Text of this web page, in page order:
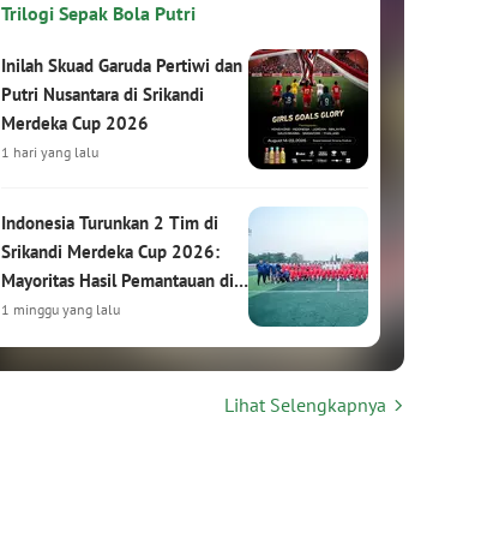
Trilogi Sepak Bola Putri
Inilah Skuad Garuda Pertiwi dan
Putri Nusantara di Srikandi
Merdeka Cup 2026
1 hari yang lalu
Indonesia Turunkan 2 Tim di
Srikandi Merdeka Cup 2026:
Mayoritas Hasil Pemantauan di
HYDROPLUS Soccer League
1 minggu yang lalu
Lihat Selengkapnya